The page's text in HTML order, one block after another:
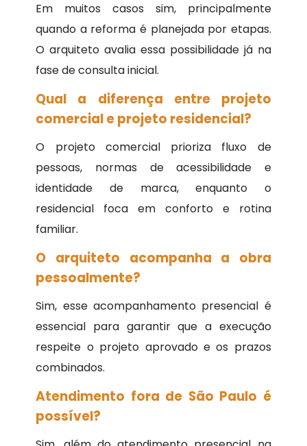
Em muitos casos sim, principalmente
quando a reforma é planejada por etapas.
O arquiteto avalia essa possibilidade já na
fase de consulta inicial.
Qual a diferença entre projeto
comercial e projeto residencial?
O projeto comercial prioriza fluxo de
pessoas, normas de acessibilidade e
identidade de marca, enquanto o
residencial foca em conforto e rotina
familiar.
O arquiteto acompanha a obra
pessoalmente?
Sim, esse acompanhamento presencial é
essencial para garantir que a execução
respeite o projeto aprovado e os prazos
combinados.
Atendimento fora de São Paulo é
possível?